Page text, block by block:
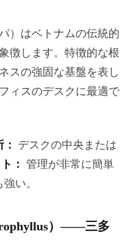
）はベトナムの伝統的
徴します。特徴的な根
スの強固な基盤を表し
ィスのデスクに最適で
デスクの中央または
： 管理が非常に簡単
い。
）——三多